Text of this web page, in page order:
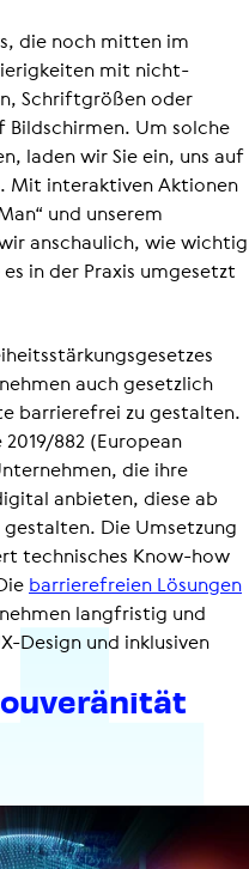
die noch mitten im
mit nicht-
Schriftgrößen oder
Bildschirmen. Um solche
laden wir Sie ein, uns auf
Mit interaktiven Aktionen
und unserem
anschaulich, wie wichtig
in der Praxis umgesetzt
auch gesetzlich
barrierefrei zu gestalten.
882 (European
die ihre
anbieten, diese ab
Die Umsetzung
technisches Know-how
barrierefreien Lösungen
langfristig und
Design und inklusiven